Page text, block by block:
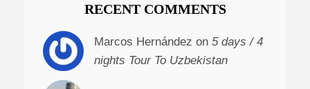
RECENT COMMENTS
Marcos Hernández on 5 days / 4
nights Tour To Uzbekistan